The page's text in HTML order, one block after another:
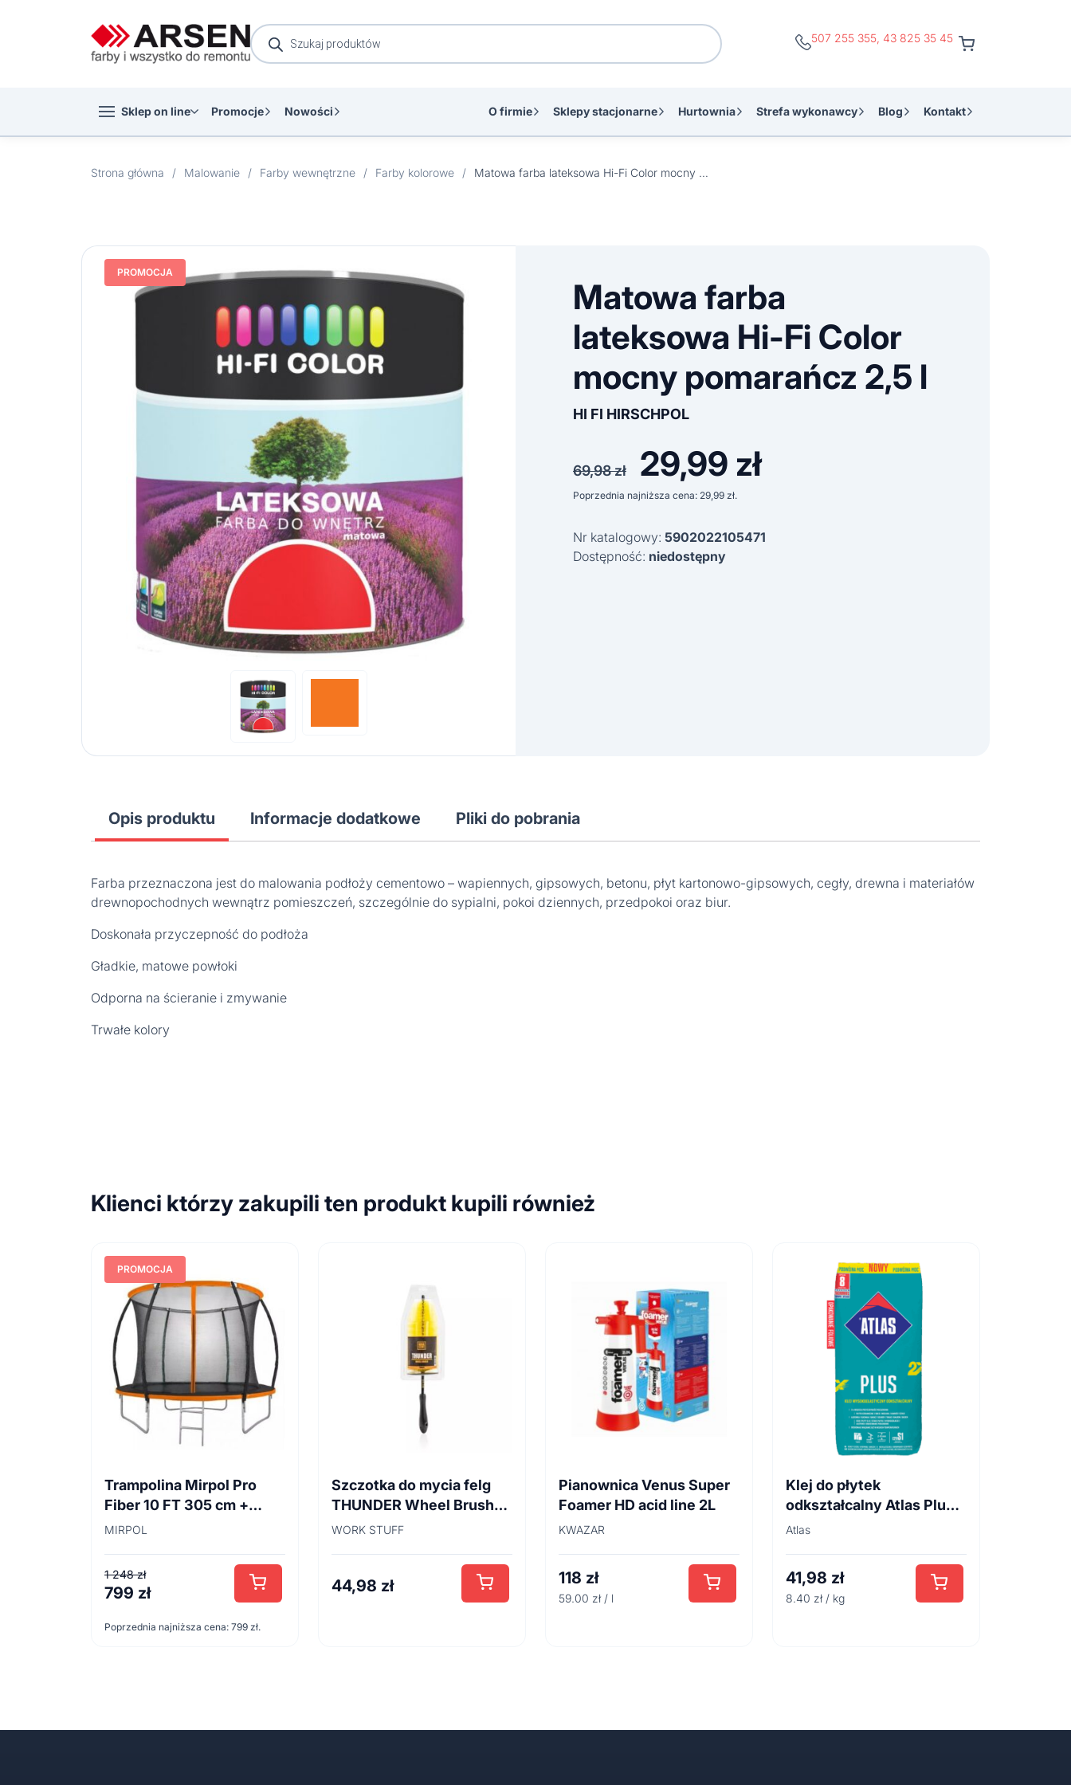
Wyszukiwarka
produktów
507 255 355 43 825 35 45
Sklep on line Promocje Nowości O firmie Sklepy stacjonarne Hurtownia Strefa wykonawcy Blog Kontakt
Strona główna / Malowanie / Farby wewnętrzne / Farby kolorowe / Matowa farba lateksowa Hi-Fi Color mocny pomarańcz 2,5 l
PROMOCJA
Matowa farba
lateksowa Hi-Fi Color
mocny pomarańcz 2,5 l
HI FI HIRSCHPOL
69,98zł
Pierwotna
cena
wynosiła:
69,98 zł.
29,99 złAktualna
wynosi:
Poprzednia najniższa cena: 29,99 zł.
Nr katalogowy: 5902022105471
Dostępność: niedostępny
Opis produktu Informacje dodatkowe Pliki do pobrania
Farba przeznaczona jest do malowania podłoży cementowo – wapiennych, gipsowych, betonu, płyt kartonowo-gipsowych, cegły, drewna i materiałów
drewnopochodnych wewnątrz pomieszczeń, szczególnie do sypialni, pokoi dziennych, przedpokoi oraz biur.
Doskonała przyczepność do podłoża
Gładkie, matowe powłoki
Odporna na ścieranie i zmywanie
Trwałe kolory
Klienci którzy zakupili ten produkt kupili również
PROMOCJA
Trampolina Mirpol Pro
Fiber 10 FT 305 cm +
siatka
MIRPOL
1 248zł
Pierwotna
wynosiła:
799 zł
Aktualna
wynosi:
Poprzednia najniższa cena: 799 zł.
Szczotka do mycia felg
THUNDER Wheel Brush
45cm
WORK STUFF
44,98 zł
Pianownica Venus Super
Foamer HD acid line 2L
KWAZAR
118 zł
59.00 zł / l
Klej do płytek
odkształcalny Atlas Plus 5
kg
Atlas
41,98 zł
8.40 zł / kg